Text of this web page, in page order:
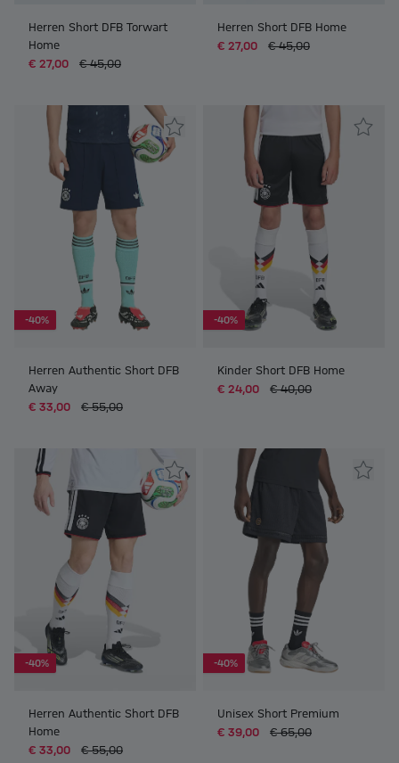
Herren Short DFB Torwart
Home
€ 27,00
€ 45,00
Herren Short DFB Home
€ 27,00
€ 45,00
-40%
Herren Authentic Short DFB
Away
€ 33,00
€ 55,00
-40%
Kinder Short DFB Home
€ 24,00
€ 40,00
-40%
Herren Authentic Short DFB
Home
€ 33,00
€ 55,00
-40%
Unisex Short Premium
€ 39,00
€ 65,00